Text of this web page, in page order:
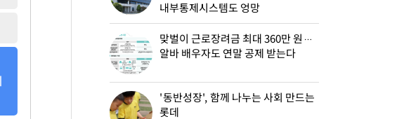
내부통제시스템도 엉망
맞벌이 근로장려금 최대 360만 원…
알바 배우자도 연말 공제 받는다
'동반성장', 함께 나누는 사회 만드는
롯데